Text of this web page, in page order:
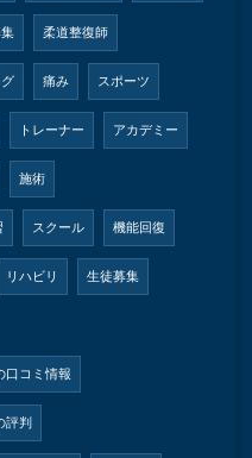
柔道整復師
痛み スポーツ
トレーナー アカデミー
施術
スクール 機能回復
リハビリ 生徒募集
口コミ情報
評判